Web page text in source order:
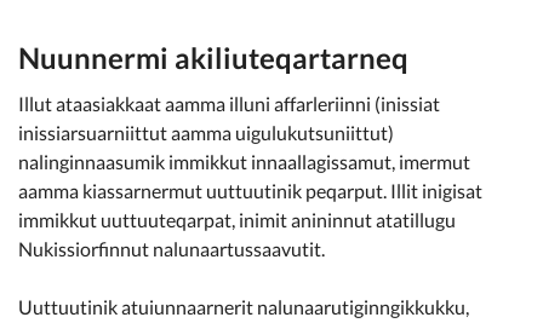
Nuunnermi akiliuteqartarneq
Illut ataasiakkaat aamma illuni affarleriinni (inissiat
inissiarsuarniittut aamma uigulukutsuniittut)
nalinginnaasumik immikkut innaallagissamut, imermut
aamma kiassarnermut uuttuutinik peqarput. Illit inigisat
immikkut uuttuuteqarpat, inimit anininnut atatillugu
Nukissiorfinnut nalunaartussaavutit.
Uuttuutinik atuiunnaarnerit nalunaarutiginngikkukku,